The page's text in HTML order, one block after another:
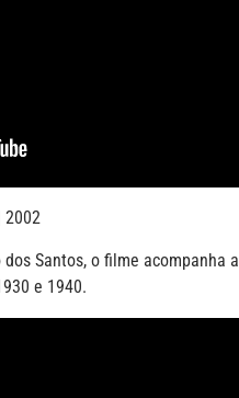
2002
Santos, o filme
e 1940.